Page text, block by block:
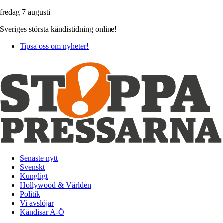
fredag 7 augusti
Sveriges största kändistidning online!
Tipsa oss om nyheter!
Senaste nytt
Svenskt
Kungligt
Hollywood & Världen
Politik
Vi avslöjar
Kändisar A-Ö